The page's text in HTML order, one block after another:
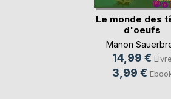
Le monde des
d'oeufs
Manon
14,99 € Livre
3,99 €